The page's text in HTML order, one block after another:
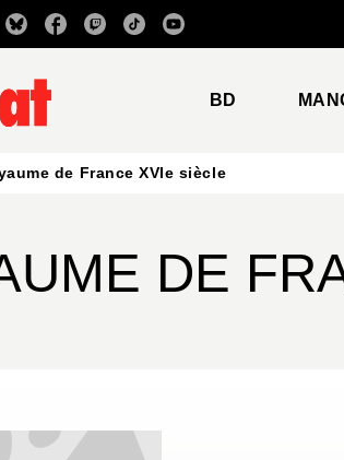
RECHERCHE CONTENU
BD
de France XVIe siècle
DE